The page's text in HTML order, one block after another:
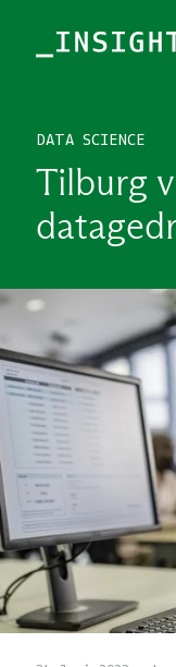
DATA SCIENCE
Tilburg
TOPICS
THEMES
PODCAST
NIEUWSBRIEF